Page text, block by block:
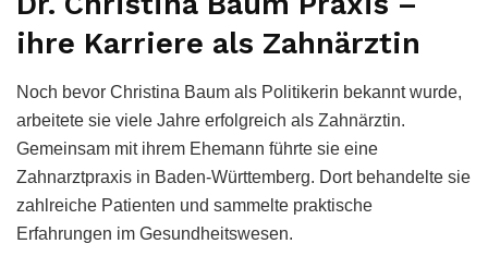
ihre Karriere als Zahnärztin
Noch bevor Christina Baum als Politikerin bekannt wurde,
arbeitete sie viele Jahre erfolgreich als Zahnärztin.
Gemeinsam mit ihrem Ehemann führte sie eine
Zahnarztpraxis in Baden-Württemberg. Dort behandelte sie
zahlreiche Patienten und sammelte praktische
Erfahrungen im Gesundheitswesen.